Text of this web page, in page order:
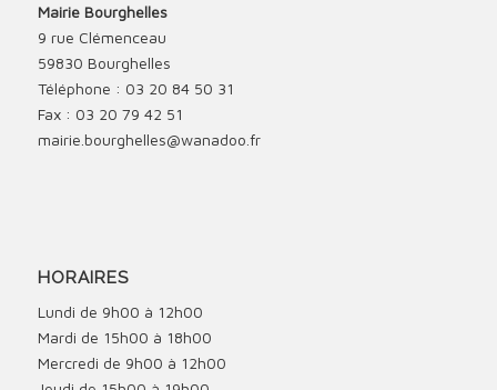
Mairie Bourghelles
9 rue Clémenceau
59830 Bourghelles
Téléphone : 03 20 84 50 31
Fax : 03 20 79 42 51
mairie.bourghelles@wanadoo.fr
HORAIRES
Lundi de 9h00 à 12h00
Mardi de 15h00 à 18h00
Mercredi de 9h00 à 12h00